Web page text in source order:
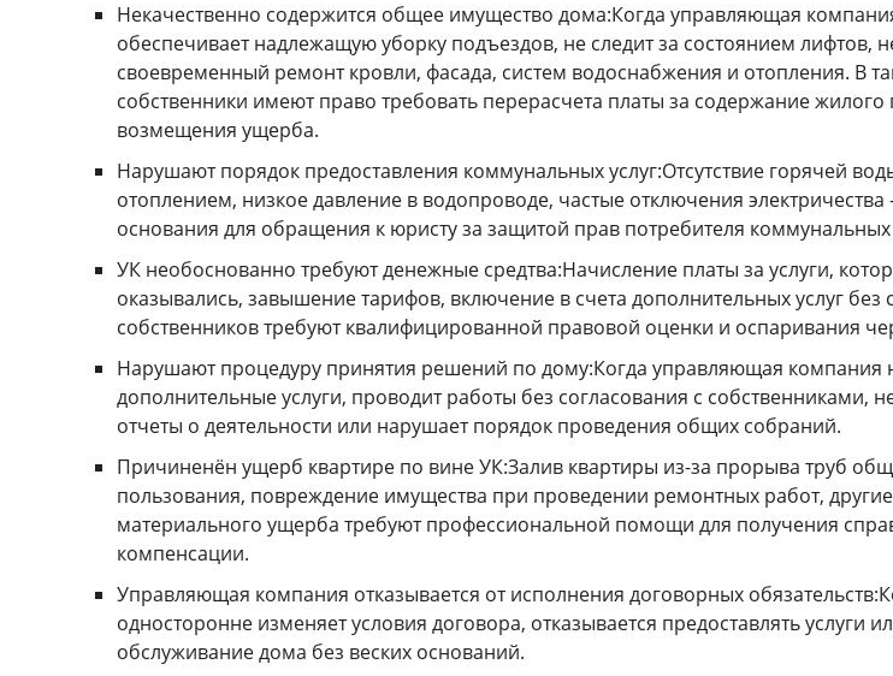
Некачественно содержится общее имущество дома:Когда управляющая
обеспечивает надлежащую уборку подъездов, не следит за состоянием лифтов,
своевременный ремонт кровли, фасада, систем водоснабжения и отопления. В
собственники имеют право требовать перерасчета платы за содержание
возмещения ущерба.
Нарушают порядок предоставления коммунальных услуг:Отсутствие горячей
отоплением, низкое давление в водопроводе, частые отключения электричества
основания для обращения к юристу за защитой прав потребителя коммунальных
УК необоснованно требуют денежные средтва:Начисление платы за услуги,
оказывались, завышение тарифов, включение в счета дополнительных услуг без
собственников требуют квалифицированной правовой оценки и оспаривания
Нарушают процедуру принятия решений по дому:Когда управляющая компания
дополнительные услуги, проводит работы без согласования с собственниками,
отчеты о деятельности или нарушает порядок проведения общих собраний.
Причиненён ущерб квартире по вине УК:Залив квартиры из-за прорыва труб
пользования, повреждение имущества при проведении ремонтных работ,
материального ущерба требуют профессиональной помощи для получения
компенсации.
Управляющая компания отказывается от исполнения договорных
односторонне изменяет условия договора, отказывается предоставлять услуги
обслуживание дома без веских оснований.